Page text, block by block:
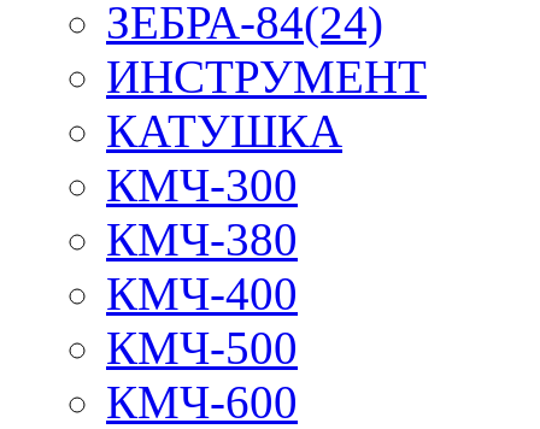
ЗЕБРА-84(24)
ИНСТРУМЕНТ
КАТУШКА
КМЧ-300
КМЧ-380
КМЧ-400
КМЧ-500
КМЧ-600